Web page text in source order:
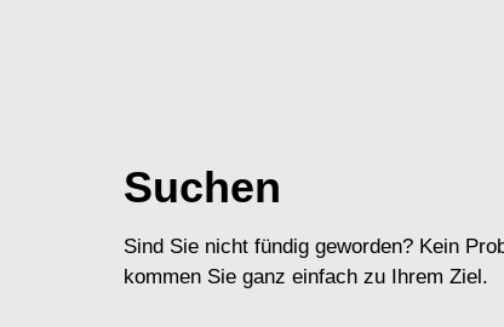
Suchen
Sind Sie nicht fündig geworden? Kein
kommen Sie ganz einfach zu Ihrem Ziel.